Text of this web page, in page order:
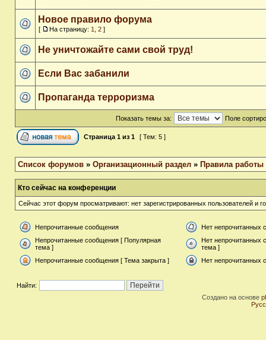
Новое правило форума
[ На страницу: 1 2 ]
Не уничтожайте сами свой труд!
Если Вас забанили
Пропаганда терроризма
Показать темы за: Поле
Страница 1 из 1 [ Тем: 5 ]
Список форумов » Организационный раздел » Правила
Кто сейчас на конференции
Сейчас этот форум просматривают: нет зарегистрированных пользователей и
Непрочитанные сообщения
Нет непрочитанных
Непрочитанные сообщения [ Популярная
тема ]
Нет непрочитанных
тема ]
Непрочитанные сообщения [ Тема закрыта ]
Нет непрочитанных
Найти:
Создано на основе